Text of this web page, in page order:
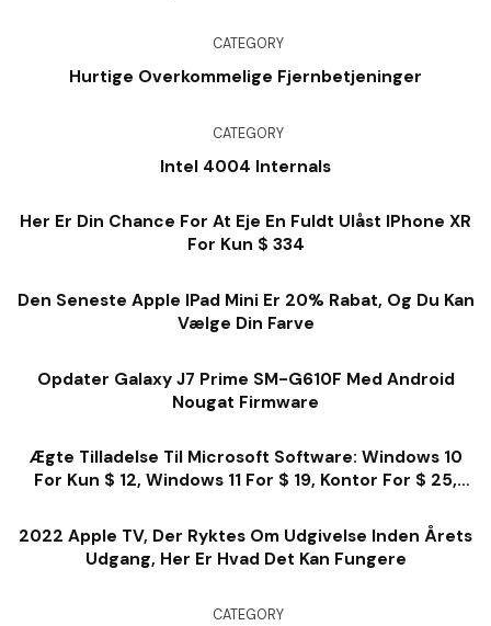
CATEGORY
Hurtige Overkommelige Fjernbetjeninger
CATEGORY
Intel 4004 Internals
Her Er Din Chance For At Eje En Fuldt Ulåst IPhone XR
For Kun $ 334
Den Seneste Apple IPad Mini Er 20% Rabat, Og Du Kan
Vælge Din Farve
Opdater Galaxy J7 Prime SM-G610F Med Android
Nougat Firmware
Ægte Tilladelse Til Microsoft Software: Windows 10
For Kun $ 12, Windows 11 For $ 19, Kontor For $ 25,
2022 Apple TV, Der Ryktes Om Udgivelse Inden Årets
Udgang, Her Er Hvad Det Kan Fungere
CATEGORY